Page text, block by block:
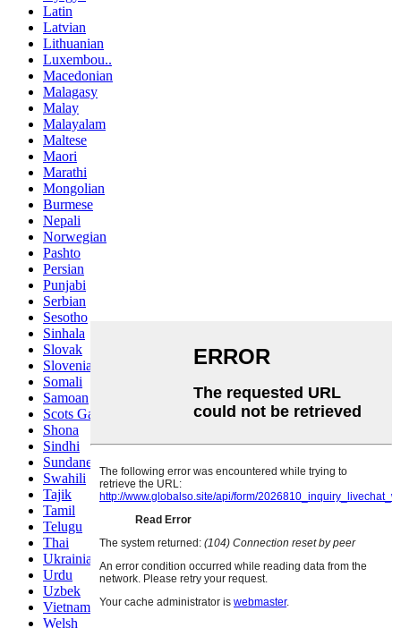
Latin
Latvian
Lithuanian
Luxembou..
Macedonian
Malagasy
Malay
Malayalam
Maltese
Maori
Marathi
Mongolian
Burmese
Nepali
Norwegian
Pashto
Persian
Punjabi
Serbian
Sesotho
Sinhala
Slovak
Slovenian
Somali
Samoan
Scots Gaelic
Shona
Sindhi
Sundanese
Swahili
Tajik
Tamil
Telugu
Thai
Ukrainian
Urdu
Uzbek
Vietnamese
Welsh